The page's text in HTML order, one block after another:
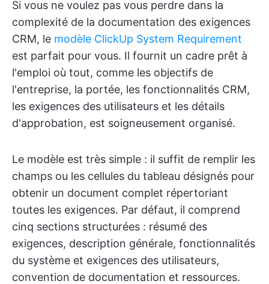
Si vous ne voulez pas vous perdre dans la
complexité de la documentation des exigences
CRM, le modèle ClickUp System Requirement
est parfait pour vous. Il fournit un cadre prêt à
l'emploi où tout, comme les objectifs de
l'entreprise, la portée, les fonctionnalités CRM,
les exigences des utilisateurs et les détails
d'approbation, est soigneusement organisé.
Le modèle est très simple : il suffit de remplir les
champs ou les cellules du tableau désignés pour
obtenir un document complet répertoriant
toutes les exigences. Par défaut, il comprend
cinq sections structurées : résumé des
exigences, description générale, fonctionnalités
du système et exigences des utilisateurs,
convention de documentation et ressources.